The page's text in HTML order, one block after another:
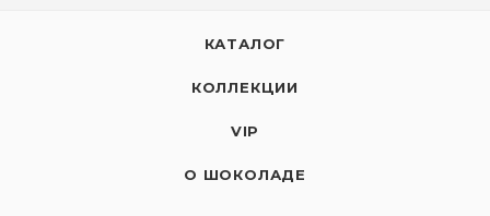
КАТАЛОГ
КОЛЛЕКЦИИ
VIP
О ШОКОЛАДЕ